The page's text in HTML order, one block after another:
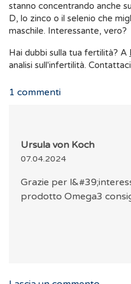
stanno concentrando anche
D, lo zinco o il selenio che
maschile. Interessante, vero?
Hai dubbi sulla tua fertilità? A
analisi sull'infertilità.
1 commenti
Ursula von Koch
07.04.2024
Grazie per
prodotto Omega3